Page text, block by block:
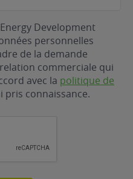
Development
personnelles
de la demande
commerciale qui
avec la politique de
pris connaissance.